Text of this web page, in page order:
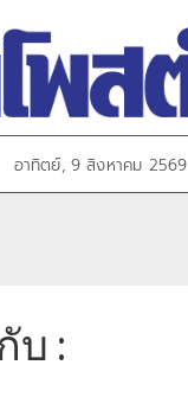
อาทิตย์, 9 สิงหาคม 2569
บ :